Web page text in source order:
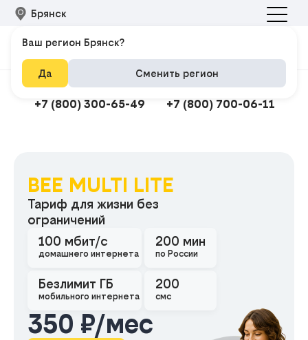
Брянск
Подключить интернет
+7 (800) 300-65-49
Техподдержка
+7 (800) 700-06-11
BEE MULTI LITE
Тариф для жизни без
ограничений
100 мбит/с
домашнего интернета
Безлимит ГБ
мобильного интернета
200 мин
по России
200
смс
350 ₽/мес
Ваш регион Брянск?
Да Сменить регион